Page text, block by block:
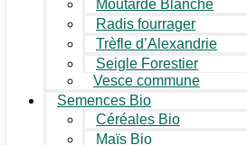
Moutarde Blanche
Radis fourrager
Trèfle d’Alexandrie
Seigle Forestier
Vesce commune
Semences Bio
Céréales Bio
Maïs Bio